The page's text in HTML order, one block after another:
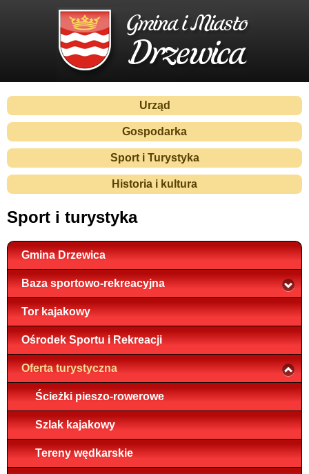
Urząd
Gospodarka
Sport i Turystyka
Historia i kultura
Sport i turystyka
Gmina Drzewica
Baza sportowo-rekreacyjna
Tor kajakowy
Ośrodek Sportu i Rekreacji
Oferta turystyczna
Ścieżki pieszo-rowerowe
Szlak kajakowy
Tereny wędkarskie